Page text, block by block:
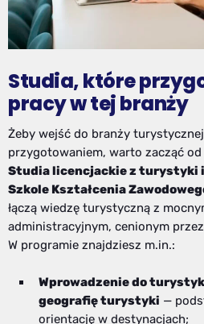
Studia, które
pracy w tej branży
Żeby wejść do branży
przygotowaniem, warto zacząć
Studia licencjackie z turystyki
Szkole Kształcenia
łączą wiedzę turystyczną z
administracyjnym, cenionym
W programie znajdziesz m.in.:
Wprowadzenie do
geografię turystyki —
orientację w destynacjach;